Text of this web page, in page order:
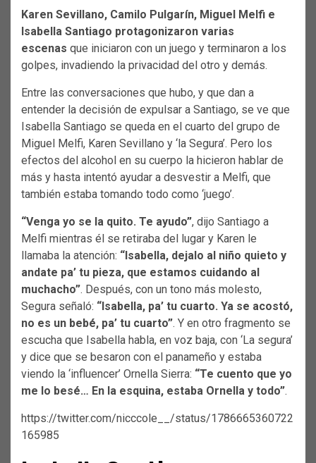
Karen Sevillano, Camilo Pulgarín, Miguel Melfi e
Isabella Santiago protagonizaron varias
escenas que iniciaron con un juego y terminaron a los
golpes, invadiendo la privacidad del otro y demás.
Entre las conversaciones que hubo, y que dan a
entender la decisión de expulsar a Santiago, se ve que
Isabella Santiago se queda en el cuarto del grupo de
Miguel Melfi, Karen Sevillano y ‘la Segura’. Pero los
efectos del alcohol en su cuerpo la hicieron hablar de
más y hasta intentó ayudar a desvestir a Melfi, que
también estaba tomando todo como ‘juego’.
“Venga yo se la quito. Te ayudo”, dijo Santiago a
Melfi mientras él se retiraba del lugar y Karen le
llamaba la atención: “Isabella, dejalo al niño quieto y
andate pa’ tu pieza, que estamos cuidando al
muchacho”. Después, con un tono más molesto,
Segura señaló: “Isabella, pa’ tu cuarto. Ya se acostó,
no es un bebé, pa’ tu cuarto”. Y en otro fragmento se
escucha que Isabella habla, en voz baja, con ‘La segura’
y dice que se besaron con el panameño y estaba
viendo la ‘influencer’ Ornella Sierra: “Te cuento que yo
me lo besé… En la esquina, estaba Ornella y todo”.
https://twitter.com/nicccole__/status/1786665360722
165985